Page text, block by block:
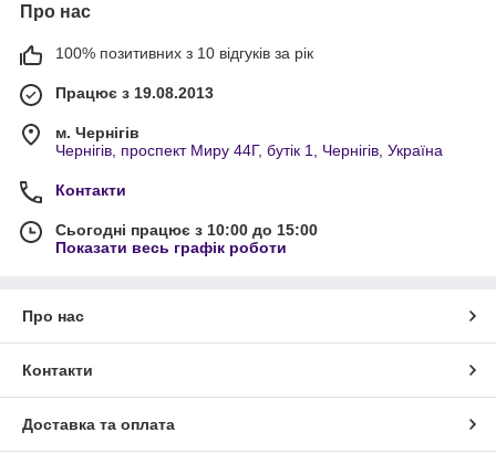
Про нас
100% позитивних з 10 відгуків за рік
Працює з 19.08.2013
м. Чернігів
Чернігів, проспект Миру 44Г, бутік 1, Чернігів, Україна
Контакти
Сьогодні працює з 10:00 до 15:00
Показати весь графік роботи
Про нас
Контакти
Доставка та оплата